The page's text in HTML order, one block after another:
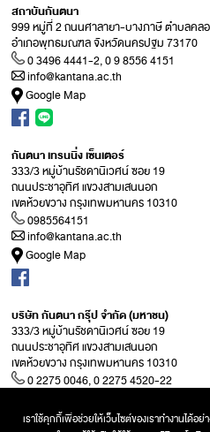
สถาบันกันตนา
999 หมู่ที่ 2 ถนนศาลายา-บางภาษี ตำบลคลอ
อำเภอพุทธมณฑล จังหวัดนครปฐม 73170
0 3496 4441-2, 0 9 8556 4151
info@kantana.ac.th
Google Map
กันตนา เทรนนิ่ง เซ็นเตอร์
333/3 หมู่บ้านรัชดานิเวศน์ ซอย 19
ถนนประชาอุทิศ แขวงสามเสนนอก
เขตห้วยขวาง กรุงเทพมหานคร 10310
0985564151
info@kantana.ac.th
Google Map
บริษัท กันตนา กรุ๊ป จำกัด (มหาชน)
333/3 หมู่บ้านรัชดานิเวศน์ ซอย 19
ถนนประชาอุทิศ แขวงสามเสนนอก
เขตห้วยขวาง กรุงเทพมหานคร 10310
0 2275 0046, 0 2275 4520-22
Google Map
เราใช้คุกกี้เพื่อช่วยให้เว็บไซต์ของเราทำงานได้